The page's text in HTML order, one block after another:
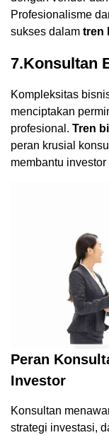
Profesionalisme
sukses dalam tren
7.Konsultan
Kompleksitas
menciptakan
profesional. Tren
peran krusial
membantu
Peran
Investor
Konsultan
strategi investasi,